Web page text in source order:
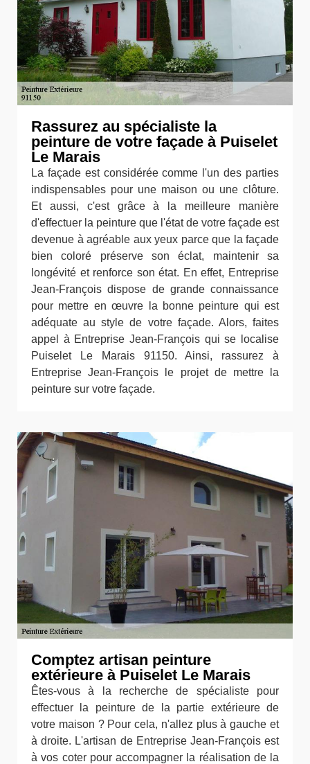
Rassurez au spécialiste la
peinture de votre façade à Puiselet
Le Marais
La façade est considérée comme l'un des parties
indispensables pour une maison ou une clôture.
Et aussi, c'est grâce à la meilleure manière
d'effectuer la peinture que l'état de votre façade est
devenue à agréable aux yeux parce que la façade
bien coloré préserve son éclat, maintenir sa
longévité et renforce son état. En effet, Entreprise
Jean-François dispose de grande connaissance
pour mettre en œuvre la bonne peinture qui est
adéquate au style de votre façade. Alors, faites
appel à Entreprise Jean-François qui se localise
Puiselet Le Marais 91150. Ainsi, rassurez à
Entreprise Jean-François le projet de mettre la
peinture sur votre façade.
Comptez artisan peinture
extérieure à Puiselet Le Marais
Êtes-vous à la recherche de spécialiste pour
effectuer la peinture de la partie extérieure de
votre maison ? Pour cela, n'allez plus à gauche et
à droite. L'artisan de Entreprise Jean-François est
à vos coter pour accompagner la réalisation de la